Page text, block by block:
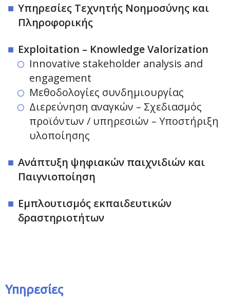
Υπηρεσίες Τεχνητής Νοημοσύνης και
Πληροφορικής
Exploitation – Knowledge Valorization
Innovative stakeholder analysis and
engagement
Μεθοδολογίες συνδημιουργίας
Διερεύνηση αναγκών – Σχεδιασμός
προϊόντων / υπηρεσιών – Υποστήριξη
υλοποίησης
Ανάπτυξη ψηφιακών παιχνιδιών και
Παιγνιοποίηση
Εμπλουτισμός εκπαιδευτικών
δραστηριοτήτων
Υπηρεσίες